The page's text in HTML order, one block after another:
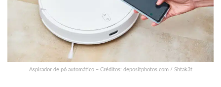
Aspirador de pó automático – Créditos: depositphotos.com / Shtak3t